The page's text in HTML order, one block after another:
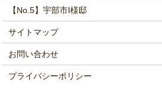
【No.5】宇部市I様邸
サイトマップ
お問い合わせ
プライバシーポリシー